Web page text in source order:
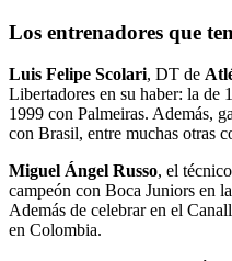
Los entrenadores que
Luis Felipe Scolari, DT de
Libertadores en su haber: la de
1999 con Palmeiras. Además,
con Brasil, entre muchas otras
Miguel Ángel Russo, el
campeón con Boca Juniors en
Además de celebrar en el
en Colombia.